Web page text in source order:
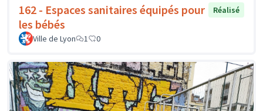
162 - Espaces sanitaires équipés pour
les bébés
Réalisé
Ville de Lyon 1 0